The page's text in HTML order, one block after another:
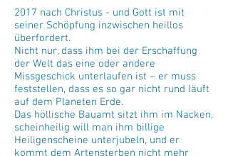
2017 nach Christus - und Gott ist mit
seiner Schöpfung inzwischen heillos
überfordert.
Nicht nur, dass ihm bei der Erschaffung
der Welt das eine oder andere
Missgeschick unterlaufen ist – er muss
feststellen, dass es so gar nicht rund läuft
auf dem Planeten Erde.
Das höllische Bauamt sitzt ihm im Nacken,
scheinheilig will man ihm billige
Heiligenscheine unterjubeln, und er
kommt dem Artensterben nicht mehr